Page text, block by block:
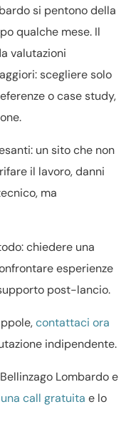
si pentono della
qualche mese. Il
valutazioni
scegliere solo
o case study,
un sito che non
il lavoro, danni
ma
chiedere una
esperienze
post-lancio.
contattaci ora
indipendente.
Lombardo e
call gratuita e lo